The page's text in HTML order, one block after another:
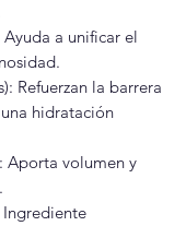
a unificar el
Refuerzan la barrera
hidratación
Aporta volumen y